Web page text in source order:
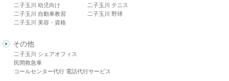
二子玉川 幼児向け
二子玉川 自動車教習
二子玉川 美容・資格
二子玉川 テニス
二子玉川 野球
その他
二子玉川 シェアオフィス
民間救急車
コールセンター代行 電話代行サービス